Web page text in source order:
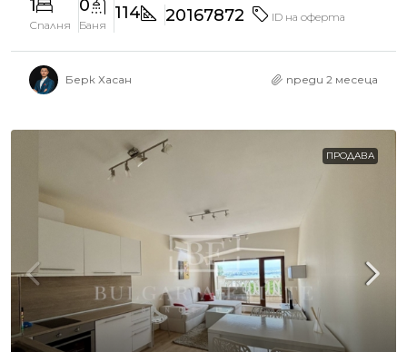
1
Спалня
0
Баня
114 20167872 ID на оферта
Берк Хасан преди 2 месеца
ПРОДАВА